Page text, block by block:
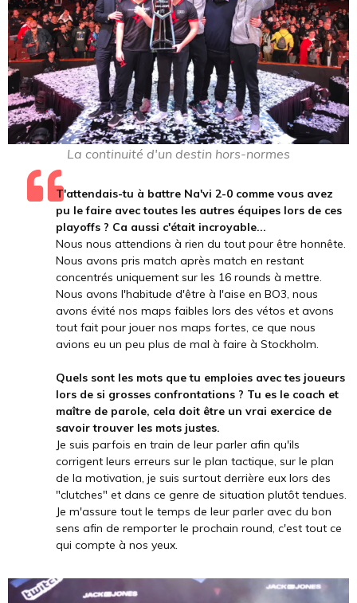
La continuité d'un destin hors-normes
T'attendais-tu à battre Na'vi 2-0 comme vous avez
pu le faire avec toutes les autres équipes lors de ces
playoffs ? Ca aussi c'était incroyable...
Nous nous attendions à rien du tout pour être honnête.
Nous avons pris match après match en restant
concentrés uniquement sur les 16 rounds à mettre.
Nous avons l'habitude d'être à l'aise en BO3, nous
avons évité nos maps faibles lors des vétos et avons
tout fait pour jouer nos maps fortes, ce que nous
avions eu un peu plus de mal à faire à Stockholm.
Quels sont les mots que tu emploies avec tes joueurs
lors de si grosses confrontations ? Tu es le coach et
maître de parole, cela doit être un vrai exercice de
savoir trouver les mots justes.
Je suis parfois en train de leur parler afin qu'ils
corrigent leurs erreurs sur le plan tactique, sur le plan
de la motivation, je suis surtout derrière eux lors des
"clutches" et dans ce genre de situation plutôt tendues.
Je m'assure tout le temps de leur parler avec du bon
sens afin de remporter le prochain round, c'est tout ce
qui compte à nos yeux.